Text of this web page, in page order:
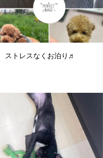
ストレスなくお泊り♬